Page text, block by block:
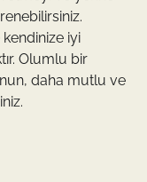
iyi
Olumlu bir
daha mutlu ve